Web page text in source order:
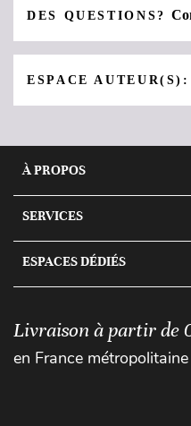
DES QUESTIONS?
ESPACE
À PROPOS
SERVICES
ESPACES DÉDIÉS
Livraison à partir de
en France métropolitaine